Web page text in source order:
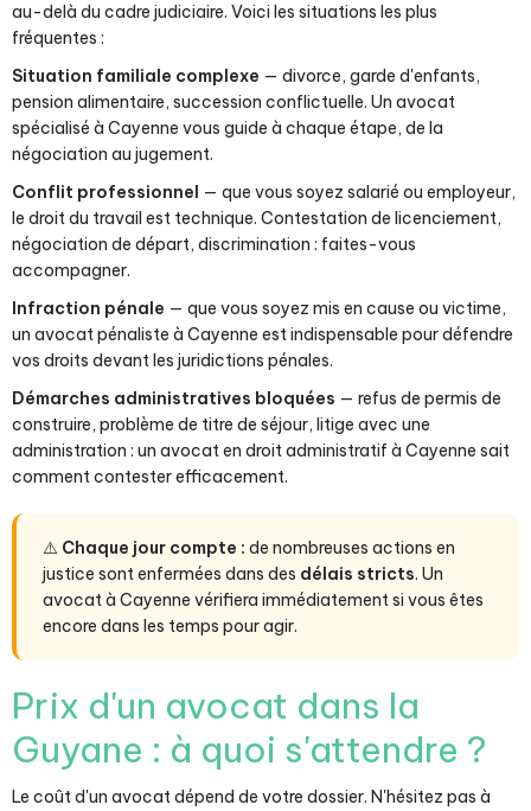
au-delà du cadre judiciaire. Voici les situations les plus
fréquentes :
Situation familiale complexe — divorce, garde d'enfants,
pension alimentaire, succession conflictuelle. Un avocat
spécialisé à Cayenne vous guide à chaque étape, de la
négociation au jugement.
Conflit professionnel — que vous soyez salarié ou employeur,
le droit du travail est technique. Contestation de licenciement,
négociation de départ, discrimination : faites-vous
accompagner.
Infraction pénale — que vous soyez mis en cause ou victime,
un avocat pénaliste à Cayenne est indispensable pour défendre
vos droits devant les juridictions pénales.
Démarches administratives bloquées — refus de permis de
construire, problème de titre de séjour, litige avec une
administration : un avocat en droit administratif à Cayenne sait
comment contester efficacement.
⚠️ Chaque jour compte : de nombreuses actions en
justice sont enfermées dans des délais stricts. Un
avocat à Cayenne vérifiera immédiatement si vous êtes
encore dans les temps pour agir.
Prix d'un avocat dans la
Guyane : à quoi s'attendre ?
Le coût d'un avocat dépend de votre dossier. N'hésitez pas à